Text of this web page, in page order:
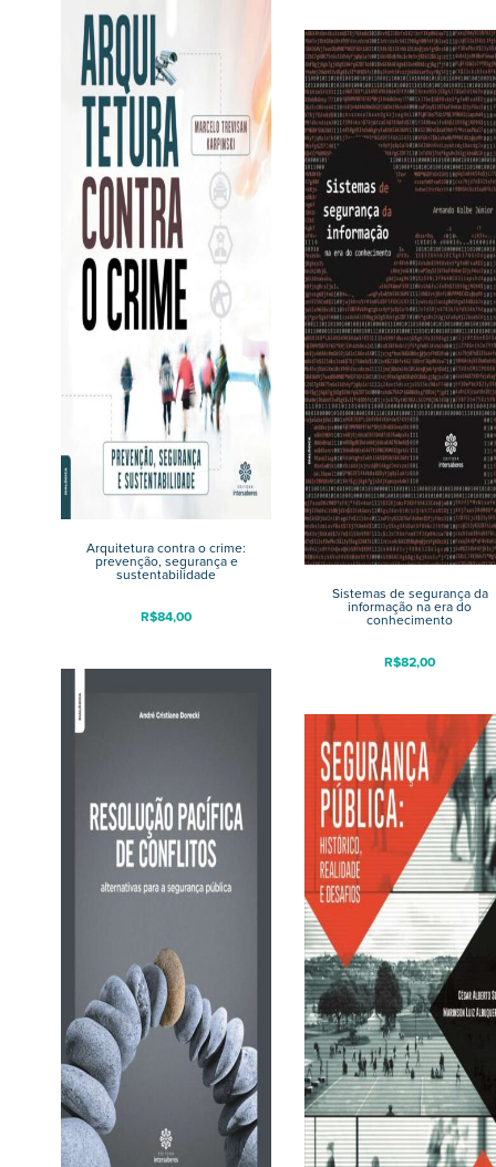
Arquitetura contra o crime:
prevenção, segurança e
sustentabilidade
R$84,00
Sistemas de segurança da
informação na era do
conhecimento
R$82,00